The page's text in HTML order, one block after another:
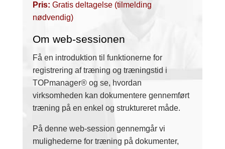
Pris: Gratis deltagelse (tilmelding
nødvendig)
Om web-sessionen
Få en introduktion til funktionerne for
registrering af træning og træningstid i
TOPmanager® og se, hvordan
virksomheden kan dokumentere gennemført
træning på en enkel og struktureret måde.
På denne web-session gennemgår vi
mulighederne for træning på dokumenter,